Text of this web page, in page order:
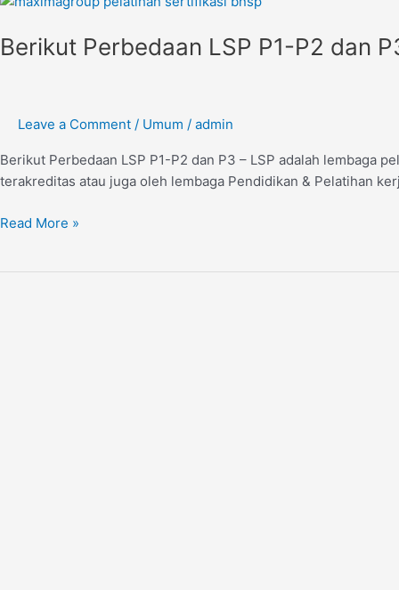
Berikut Perbedaan LSP P1-P2 dan
Leave a Comment / Umum / admin
Berikut Perbedaan LSP P1-P2 dan P3 – LSP adalah lembaga
terakreditas atau juga oleh lembaga Pendidikan & Pelatihan
LSP
Read More »